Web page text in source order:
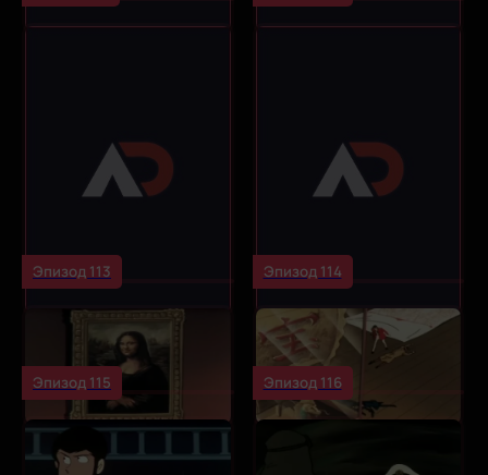
Эпизод 113 Эпизод 114
Эпизод 115 Эпизод 116